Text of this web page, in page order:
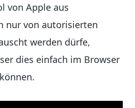
von Apple aus
nur von autorisierten
werden dürfe,
dies einfach im Browser